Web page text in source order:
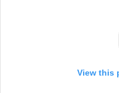
View this